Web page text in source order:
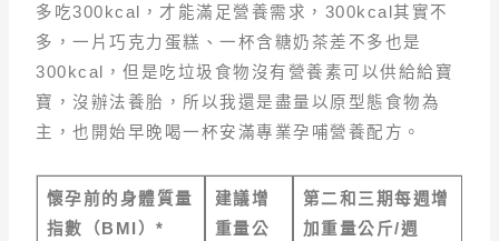
多吃300kcal，才能滿足營養需求，300kcal其實不
多，一片巧克力蛋糕、一杯含糖奶茶差不多也是
300kcal，但是吃垃圾食物沒有營養素可以供給給寶
寶，沒辦法養胎，所以我還是盡量以原型態食物為
主，也開始早晚喝一杯安滿專業孕哺營養配方。
懷孕前的身體質量
指數（BMI）*
建議增
重量公
第二和三期每週增
加重量公斤/週